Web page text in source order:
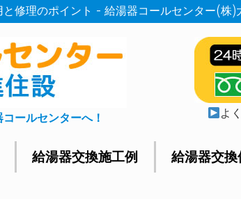
修理のポイント - 給湯器コールセンター(株)
ールセンターへ！ よ
給湯器交換施工例 給湯器交